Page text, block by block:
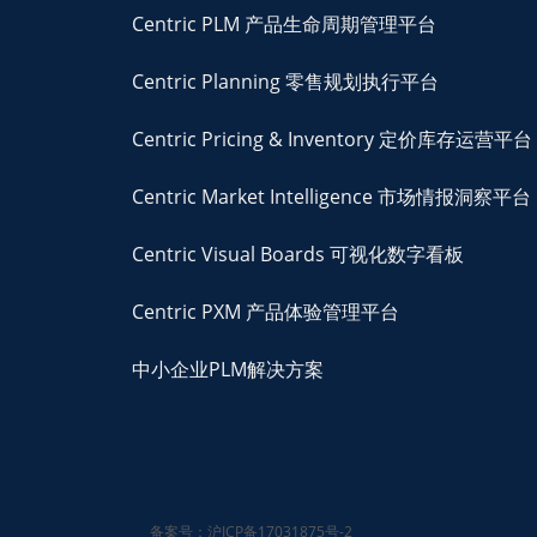
Centric PLM 产品生命周期管理平台
Centric Planning 零售规划执行平台
Centric Pricing & Inventory 定价库存运营平台
Centric Market Intelligence 市场情报洞察平台
Centric Visual Boards 可视化数字看板
Centric PXM 产品体验管理平台
中小企业PLM解决方案
备案号：沪ICP备17031875号-2